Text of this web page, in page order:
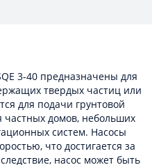
3-40 предназначены для
твердых частиц или
для подачи грунтовой
домов, небольших
систем. Насосы
что достигается за
насос может быть